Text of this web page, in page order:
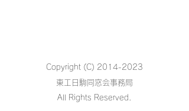
Copyright (C) 2014-2023
東工日駒同窓会事務局
All Rights Reserved.